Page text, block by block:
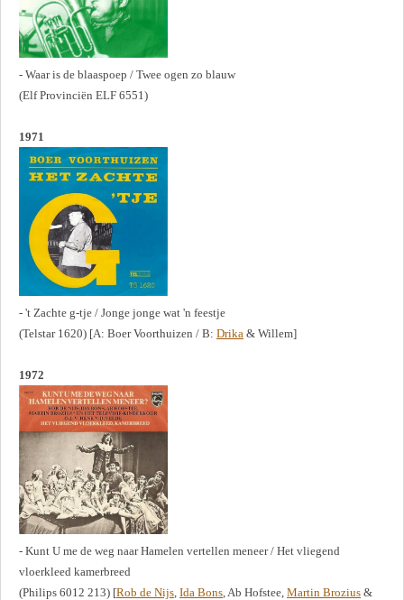
- Waar is de blaaspoep / Twee ogen zo blauw
(Elf Provinciën ELF 6551)
1971
- 't Zachte g-tje / Jonge jonge wat 'n feestje
(Telstar 1620) [A: Boer Voorthuizen / B: Drika & Willem]
1972
- Kunt U me de weg naar Hamelen vertellen meneer / Het vliegend
vloerkleed kamerbreed
(Philips 6012 213) [Rob de Nijs Ida Bons , Ab Hofstee, Martin Brozius &